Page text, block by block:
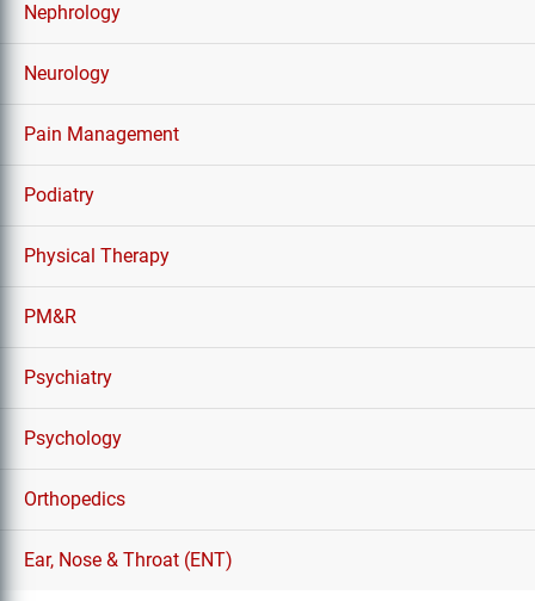
Nephrology
Neurology
Pain Management
Podiatry
Physical Therapy
PM&R
Psychiatry
Psychology
Orthopedics
Ear, Nose & Throat (ENT)